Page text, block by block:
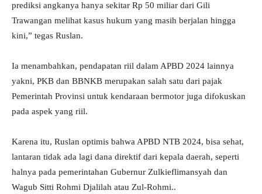
prediksi angkanya hanya sekitar Rp 50 miliar dari Gili
Trawangan melihat kasus hukum yang masih berjalan hingga
kini,” tegas Ruslan.
Ia menambahkan, pendapatan riil dalam APBD 2024 lainnya
yakni, PKB dan BBNKB merupakan salah satu dari pajak
Pemerintah Provinsi untuk kendaraan bermotor juga difokuskan
pada aspek yang riil.
Karena itu, Ruslan optimis bahwa APBD NTB 2024, bisa sehat,
lantaran tidak ada lagi dana direktif dari kepala daerah, seperti
halnya pada pemerintahan Gubernur Zulkieflimansyah dan
Wagub Sitti Rohmi Djalilah atau Zul-Rohmi..